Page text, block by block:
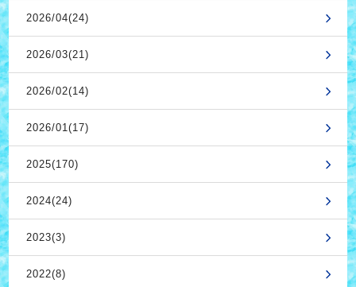
2026/04(24)
2026/03(21)
2026/02(14)
2026/01(17)
2025(170)
2024(24)
2023(3)
2022(8)